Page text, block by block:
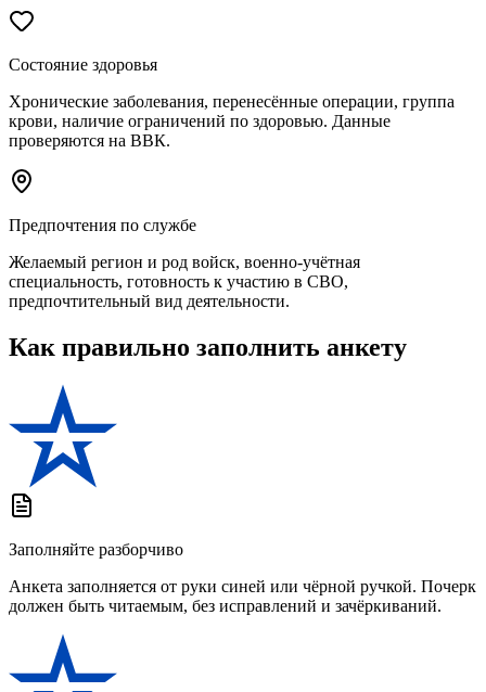
Состояние здоровья
Хронические заболевания, перенесённые операции, группа
крови, наличие ограничений по здоровью. Данные
проверяются на ВВК.
Предпочтения по службе
Желаемый регион и род войск, военно-учётная
специальность, готовность к участию в СВО,
предпочтительный вид деятельности.
Как правильно заполнить анкету
Заполняйте разборчиво
Анкета заполняется от руки синей или чёрной ручкой. Почерк
должен быть читаемым, без исправлений и зачёркиваний.